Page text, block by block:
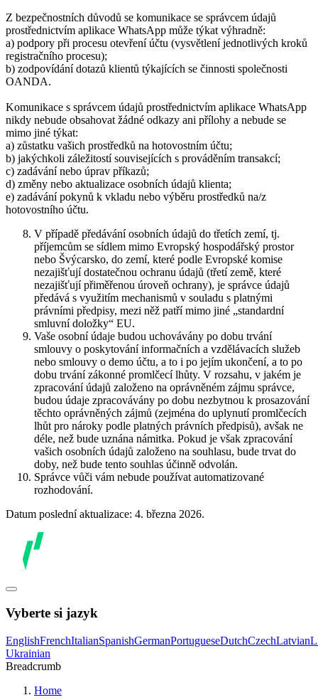
Z bezpečnostních důvodů se komunikace se správcem údajů
prostřednictvím aplikace WhatsApp může týkat výhradně:
a) podpory při procesu otevření účtu (vysvětlení jednotlivých kroků
registračního procesu);
b) zodpovídání dotazů klientů týkajících se činnosti společnosti
OANDA.
Komunikace s správcem údajů prostřednictvím aplikace WhatsApp
nikdy nebude obsahovat žádné odkazy ani přílohy a nebude se
mimo jiné týkat:
a) zůstatku vašich prostředků na hotovostním účtu;
b) jakýchkoli záležitostí souvisejících s prováděním transakcí;
c) zadávání nebo úprav příkazů;
d) změny nebo aktualizace osobních údajů klienta;
e) zadávání pokynů k vkladu nebo výběru prostředků na/z
hotovostního účtu.
V případě předávání osobních údajů do třetích zemí, tj.
příjemcům se sídlem mimo Evropský hospodářský prostor
nebo Švýcarsko, do zemí, které podle Evropské komise
nezajišťují dostatečnou ochranu údajů (třetí země, které
nezajišťují přiměřenou úroveň ochrany), je správce údajů
předává s využitím mechanismů v souladu s platnými
právními předpisy, mezi něž patří mimo jiné „standardní
smluvní doložky“ EU.
Vaše osobní údaje budou uchovávány po dobu trvání
smlouvy o poskytování informačních a vzdělávacích služeb
nebo smlouvy o demo účtu, a to i po jejím ukončení, a to po
dobu trvání zákonné promlčecí lhůty. V rozsahu, v jakém je
zpracování údajů založeno na oprávněném zájmu správce,
budou údaje zpracovávány po dobu nezbytnou k prosazování
těchto oprávněných zájmů (zejména do uplynutí promlčecích
lhůt pro nároky podle platných právních předpisů), avšak ne
déle, než bude uznána námitka. Pokud je však zpracování
vašich osobních údajů založeno na souhlasu, bude trvat do
doby, než bude tento souhlas účinně odvolán.
Správce vůči vám nebude používat automatizované
rozhodování.
Datum poslední aktualizace: 4. března 2026.
Vyberte si jazyk
EnglishFrenchItalianSpanishGermanPortugueseDutchCzechLatvian
Ukrainian
Breadcrumb
Home